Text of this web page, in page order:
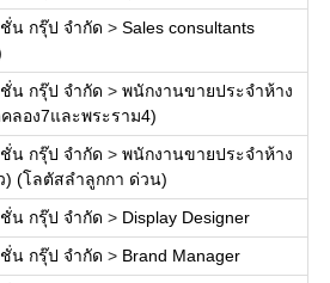
น กรุ๊ป จำกัด > Sales consultants
น กรุ๊ป จำกัด > พนักงานขายประจำห้าง
ลอง7และพระราม4)
น กรุ๊ป จำกัด > พนักงานขายประจำห้าง
) (โลตัสลำลูกกา ด่วน)
น กรุ๊ป จำกัด > Display Designer
น กรุ๊ป จำกัด > Brand Manager